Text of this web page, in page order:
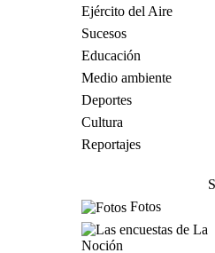
Ejército del Aire
Sucesos
Educación
Medio ambiente
Deportes
Cultura
Reportajes
Fotos